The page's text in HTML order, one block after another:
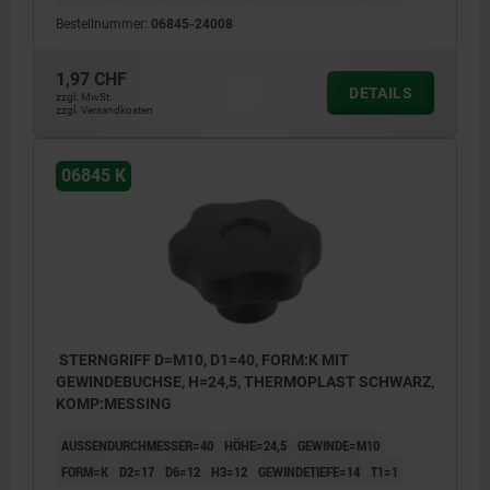
Bestellnummer: 06845-24008
1,97 CHF
zzgl. MwSt.
zzgl. Versandkosten
DETAILS
06845 K
STERNGRIFF D=M10, D1=40, FORM:K MIT
GEWINDEBUCHSE, H=24,5, THERMOPLAST SCHWARZ,
KOMP:MESSING
AUSSENDURCHMESSER=40 HÖHE=24,5
GEWINDE=M10
FORM=K
D2=17 D6=12 H3=12 GEWINDETIEFE=14 T1=1